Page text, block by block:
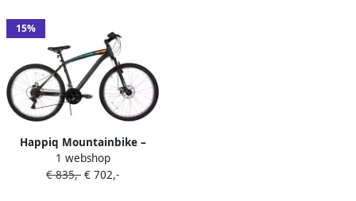
15%
Happiq Mountainbike –
Voor en – 18 versnellingen
voorverende vork dubbele
1 webshop
€ 835,- € 702,-